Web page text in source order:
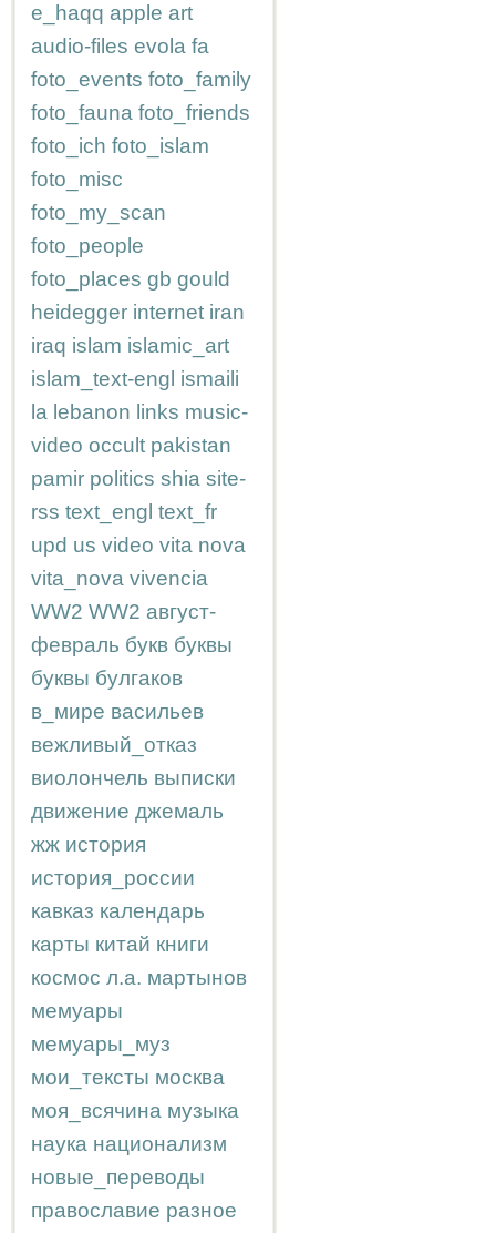
e_haqq apple art
audio-files evola fa
foto_events foto_family
foto_fauna foto_friends
foto_ich foto_islam
foto_misc
foto_my_scan
foto_people
foto_places gb gould
heidegger internet iran
iraq islam islamic_art
islam_text-engl ismaili
la lebanon links music-
video occult pakistan
pamir politics shia site-
rss text_engl text_fr
upd us video vita nova
vita_nova vivencia
WW2 WW2 август-
февраль букв буквы
буквы булгаков
в_мире васильев
вежливый_отказ
виолончель выписки
движение джемаль
жж история
история_россии
кавказ календарь
карты китай книги
космос л.а. мартынов
мемуары
мемуары_муз
мои_тексты москва
моя_всячина музыка
наука национализм
новые_переводы
православие разное